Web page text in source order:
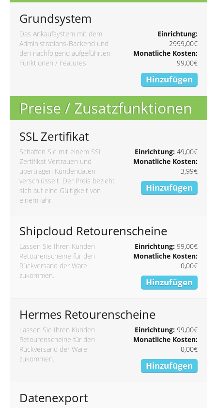
Grundsystem
Das Ankaufsystem mit dem
Administrations-Backend und
den nachfolgend aufgeführten
Funktionen / Features
Einrichtung:
2999,00€
Monatliche Kosten:
99,00€
Hinzufügen
Preise / Zusatzfunktionen
SSL Zertifikat
Schaffen Sie mit einem SSL
Zertifikat Vertrauen und
übertragen Kundendaten
verschlüsselt. Der Preis bezieht
sich auf eine Gültigkeit von
einem Jahr.
Einrichtung:49,00€
Monatliche Kosten:
3,99€
Hinzufügen
Shipcloud Retourenscheine
Lassen Sie Ihren Kunden
Retourenscheine für den
Rückversand der Ware
zukommen.
Einrichtung:99,00€
Monatliche Kosten:
0,00€
Hinzufügen
Hermes Retourenscheine
Lassen Sie Ihren Kunden
Retourenscheine für den
Rückversand der Ware
zukommen.
Einrichtung:99,00€
Monatliche Kosten:
0,00€
Hinzufügen
Datenexport